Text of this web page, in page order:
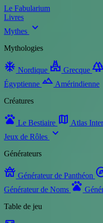
Le Fabularium
Livres
Mythes expand_more
Mythologies
ac_unit Nordique temple_hindu Grecque
Égyptienne landscape Amérindienne
Créatures
pets Le Bestiaire map Atlas
Jeux de Rôles expand_more
Générateurs
temple_buddhist Générateur de Panthéon
Générateur de Noms pets
Table de jeu